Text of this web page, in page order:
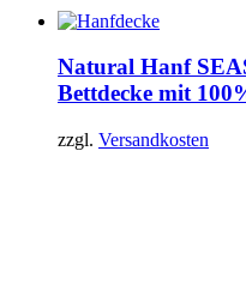
Natural Hanf
Bettdecke mit
zzgl. Versandkosten